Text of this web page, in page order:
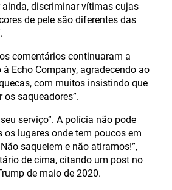
ainda, discriminar vítimas cujas
de pele são diferentes das
comentários continuaram a
Echo Company, agradecendo ao
com muitos insistindo que
os saqueadores”.
serviço”. A polícia não pode
os lugares onde tem poucos em
saqueiem e não atiramos!”,
de cima, citando um post no
de maio de 2020.